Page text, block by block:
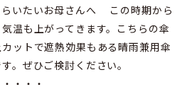
らいたいお母さんへ この時期から
温も上がってきます。こちらの傘
ットで遮熱効果もある晴雨兼用傘
。ぜひご検討ください。
・・・